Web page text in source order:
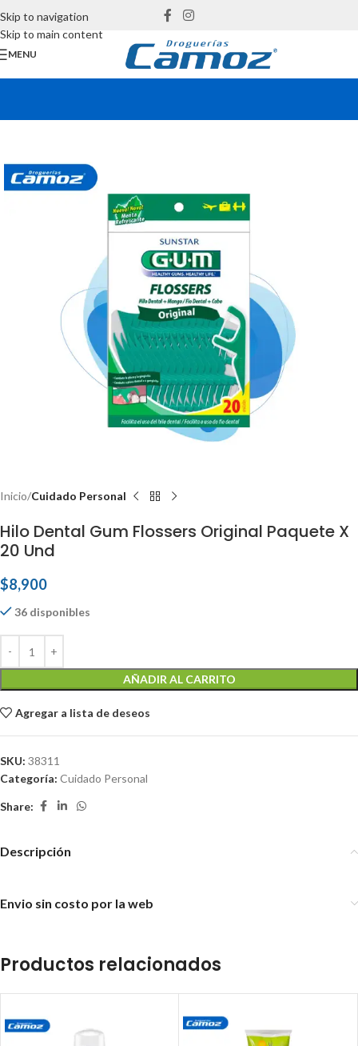
Skip to navigation
Skip to main content
MENU
Inicio Cuidado Personal
Hilo Dental Gum Flossers Original Paquete X
20 Und
$8,900
36 disponibles
AÑADIR AL CARRITO
Agregar a lista de deseos
SKU: 38311
Categoría: Cuidado Personal
Share:
Descripción
Envio sin costo por la web
Productos relacionados